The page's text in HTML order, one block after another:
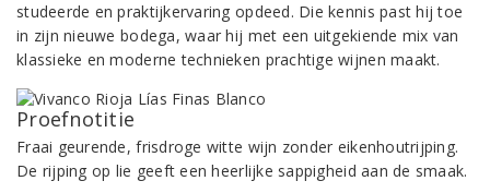
studeerde en praktijkervaring opdeed. Die kennis past hij toe
in zijn nieuwe bodega, waar hij met een uitgekiende mix van
klassieke en moderne technieken prachtige wijnen maakt.
Proefnotitie
Fraai geurende, frisdroge witte wijn zonder eikenhoutrijping.
De rijping op lie geeft een heerlijke sappigheid aan de smaak.